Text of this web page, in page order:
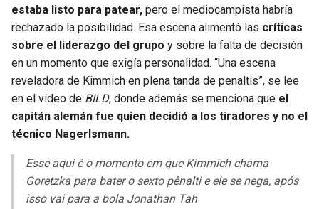
estaba listo para patear, pero el mediocampista habría
rechazado la posibilidad. Esa escena alimentó las críticas
sobre el liderazgo del grupo y sobre la falta de decisión
en un momento que exigía personalidad. “Una escena
reveladora de Kimmich en plena tanda de penaltis”, se lee
en el video de BILD, donde además se menciona que el
capitán alemán fue quien decidió a los tiradores y no el
técnico Nagerlsmann.
Esse aqui é o momento em que Kimmich chama
Goretzka para bater o sexto pênalti e ele se nega, após
isso vai para a bola Jonathan Tah